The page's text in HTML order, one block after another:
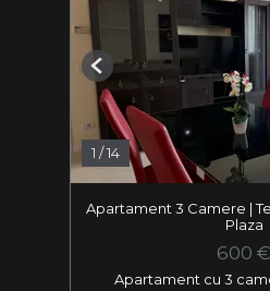
1 /14
Previous
Apartament 3 Camere |
Plaza
600 €
Apartament cu 3